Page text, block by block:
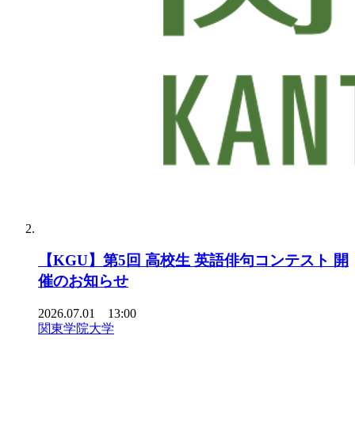
【KGU】第5回 高校生 英語俳句コンテスト 開
催のお知らせ
2026.07.01 13:00
関東学院大学